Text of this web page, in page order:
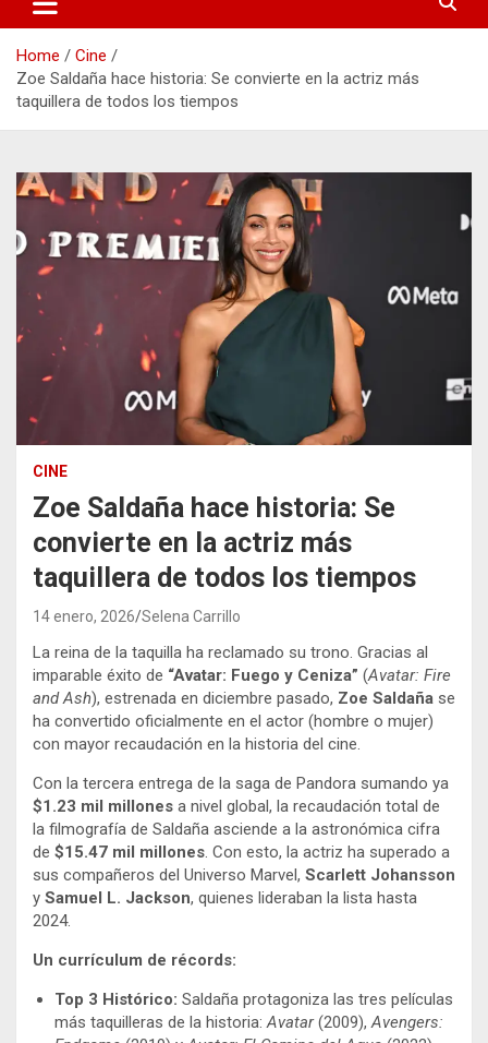
Home
Cine
Zoe Saldaña hace historia: Se convierte en la actriz más
taquillera de todos los tiempos
CINE
Zoe Saldaña hace historia: Se
convierte en la actriz más
taquillera de todos los tiempos
14 enero, 2026 Selena Carrillo
La reina de la taquilla ha reclamado su trono. Gracias al
imparable éxito de “Avatar: Fuego y Ceniza” (Avatar: Fire
and Ash), estrenada en diciembre pasado, Zoe Saldaña se
ha convertido oficialmente en el actor (hombre o mujer)
con mayor recaudación en la historia del cine.
Con la tercera entrega de la saga de Pandora sumando ya
$1.23 mil millones a nivel global, la recaudación total de
la filmografía de Saldaña asciende a la astronómica cifra
de $15.47 mil millones. Con esto, la actriz ha superado a
sus compañeros del Universo Marvel, Scarlett Johansson
y Samuel L. Jackson, quienes lideraban la lista hasta
2024.
Un currículum de récords:
Top 3 Histórico: Saldaña protagoniza las tres películas
más taquilleras de la historia:Avatar(2009),Avengers: